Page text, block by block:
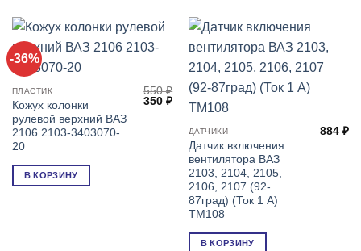
-36%
ПЛАСТИК
Кожух колонки
рулевой верхний ВАЗ
2106 2103-3403070-
20
550₽
Первоначальная
350₽Текущая
цена:
В КОРЗИНУ
ДАТЧИКИ
Датчик включения
вентилятора ВАЗ
2103, 2104, 2105,
2106, 2107 (92-
87град) (Ток 1 А)
ТМ108
884₽
В КОРЗИНУ